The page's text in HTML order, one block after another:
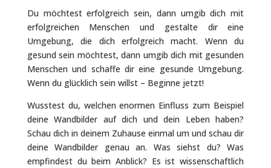
Du möchtest erfolgreich sein, dann umgib dich mit
erfolgreichen Menschen und gestalte dir eine
Umgebung, die dich erfolgreich macht. Wenn du
gesund sein möchtest, dann umgib dich mit gesunden
Menschen und schaffe dir eine gesunde Umgebung.
Wenn du glücklich sein willst – Beginne jetzt!
Wusstest du, welchen enormen Einfluss zum Beispiel
deine Wandbilder auf dich und dein Leben haben?
Schau dich in deinem Zuhause einmal um und schau dir
deine Wandbilder genau an. Was siehst du? Was
empfindest du beim Anblick? Es ist wissenschaftlich